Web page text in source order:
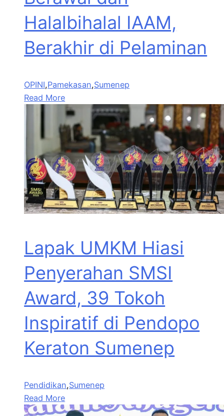
Halalbihalal IAAM,
Berakhir di Pelaminan
OPINI,Pamekasan,Sumenep
Read More
Lapak UMKM Hiasi
Penyerahan SMSI
Award, 39 Tokoh
Inspiratif di Pendopo
Keraton Sumenep
Pendidikan,Sumenep
Read More